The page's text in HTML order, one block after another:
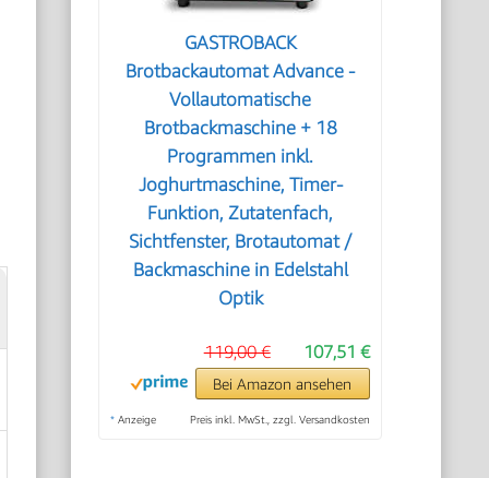
GASTROBACK
Brotbackautomat Advance -
Vollautomatische
Brotbackmaschine + 18
Programmen inkl.
Joghurtmaschine, Timer-
Funktion, Zutatenfach,
Sichtfenster, Brotautomat /
Backmaschine in Edelstahl
Optik
107,51 €
119,00 €
Bei Amazon ansehen
* Anzeige Preis inkl. MwSt., zzgl. Versandkosten